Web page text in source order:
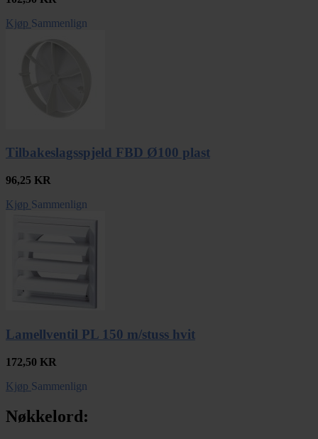
Kjøp Sammenlign
Tilbakeslagsspjeld FBD Ø100 plast
96,25 KR
Kjøp Sammenlign
Lamellventil PL 150 m/stuss hvit
172,50 KR
Kjøp Sammenlign
Nøkkelord: